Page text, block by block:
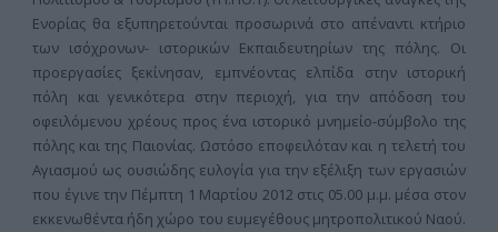
Ενορίας θα εξυπηρετούνται προσωρινά στο απέναντι κτήριο
των ισόχρονων- ιστορικών Εκπαιδευτηρίων της πόλης. Οι
προεργασίες ξεκίνησαν, εμπνέοντας ελπίδα στην ιστορική
πόλη και γενικότερα στην περιοχή, για την απόδοση του
οφειλόμενου χρέους προς ένα ιστορικό μνημείο-σύμβολο της
πόλης και της Παιονίας. Ωστόσο εποφειλόταν και η τελετή του
Αγιασμού ως ουσιώδης ευλογία για την εξέλιξη των εργασιών
που έγινε την Πέμπτη 1 Μαρτίου 2012 στις 05.00 μ.μ. μέσα στον
εκκενωθέντα ήδη χώρο του ευμεγέθους μητροπολιτικού Ναού.